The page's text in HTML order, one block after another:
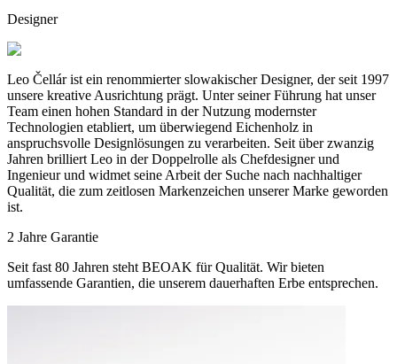
Designer
Leo Čellár ist ein renommierter slowakischer Designer, der seit 1997
unsere kreative Ausrichtung prägt. Unter seiner Führung hat unser
Team einen hohen Standard in der Nutzung modernster
Technologien etabliert, um überwiegend Eichenholz in
anspruchsvolle Designlösungen zu verarbeiten. Seit über zwanzig
Jahren brilliert Leo in der Doppelrolle als Chefdesigner und
Ingenieur und widmet seine Arbeit der Suche nach nachhaltiger
Qualität, die zum zeitlosen Markenzeichen unserer Marke geworden
ist.
2 Jahre Garantie
Seit fast 80 Jahren steht BEOAK für Qualität. Wir bieten
umfassende Garantien, die unserem dauerhaften Erbe entsprechen.